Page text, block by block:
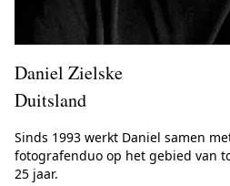
Daniel Zielske
Duitsland
Sinds 1993 werkt Daniel samen
fotografenduo op het gebied van
25 jaar.